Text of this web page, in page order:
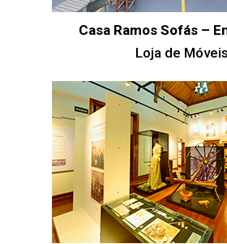
Casa Ramos Sofás –
Loja de Móveis